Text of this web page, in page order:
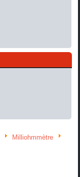
Milliohmmètre